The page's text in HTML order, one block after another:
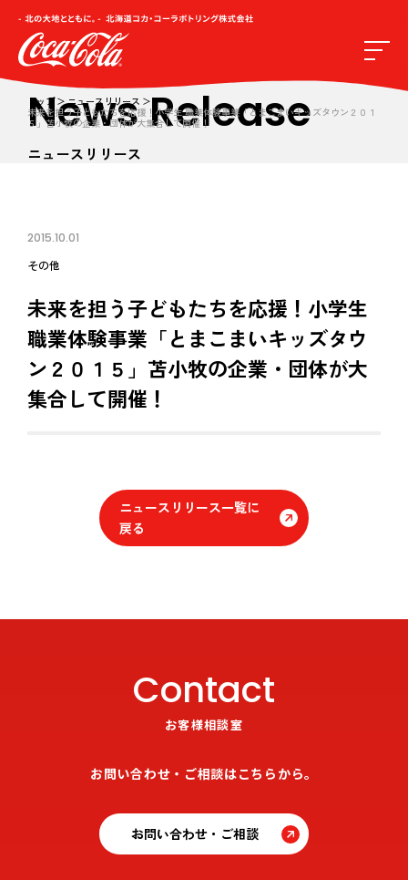
トップ
ニュースリリース
未来を担う子どもたちを応援！小学生 職業体験事業「とまこまいキッズタウン２０１
５」苫小牧の企業・団体が大集合して開催！
News Release
ニュースリリース
2015.10.01
その他
未来を担う子どもたちを応援！小学生
職業体験事業「とまこまいキッズタウ
ン２０１５」苫小牧の企業・団体が大
集合して開催！
ニュースリリース一覧に
戻る
Contact
お客様相談室
お問い合わせ・ご相談はこちらから。
お問い合わせ・ご相談